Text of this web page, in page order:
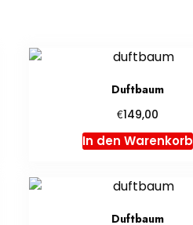
Duftbaum
€149,00
In den Warenkorb
Duftbaum